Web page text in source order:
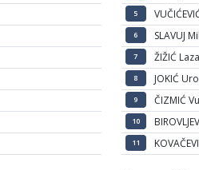
5
6 SLAVUJ
7 ŽIŽIĆ
8 JOKIĆ
9 ČIZMIĆ
10
11